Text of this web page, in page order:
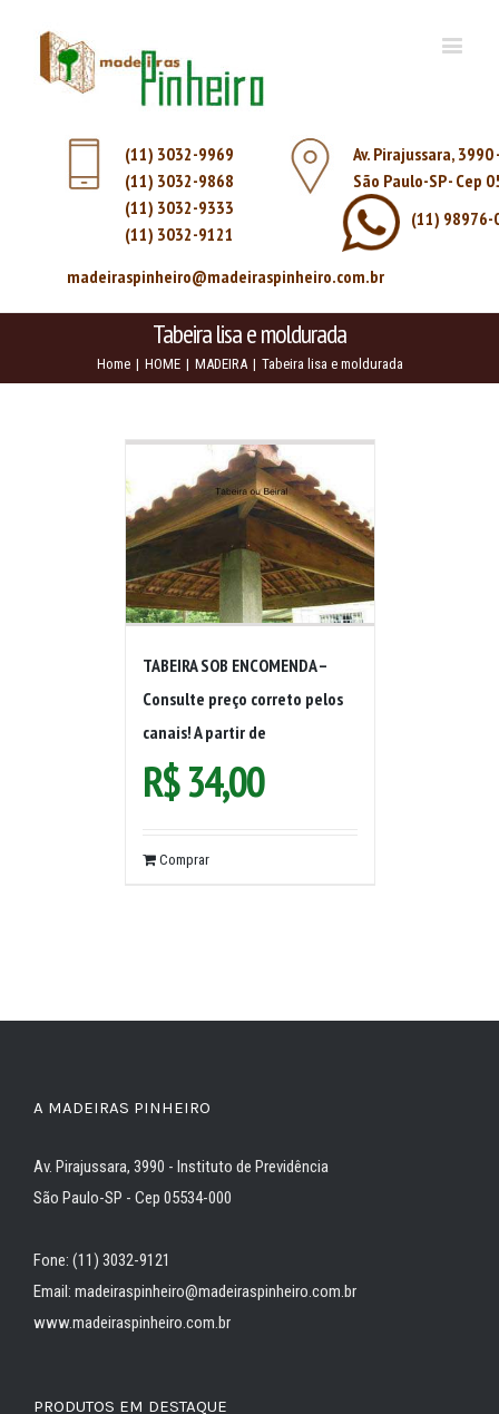
(11) 3032-9969
(11) 3032-9868
(11) 3032-9333
(11) 3032-9121
Av. Pirajussara,
São Paulo-SP - Cep
(11) 98976-
madeiraspinheiro@madeiraspinheiro.com.br
Tabeira lisa e moldurada
Home | HOME | MADEIRA | Tabeira lisa e moldurada
TABEIRA SOB ENCOMENDA –
Consulte preço correto pelos
canais! A partir de
R$34,00
Comprar
A MADEIRAS PINHEIRO
Av. Pirajussara, 3990 - Instituto de Previdência
São Paulo-SP - Cep 05534-000
Fone: (11) 3032-9121
Email: madeiraspinheiro@madeiraspinheiro.com.br
www.madeiraspinheiro.com.br
PRODUTOS EM DESTAQUE